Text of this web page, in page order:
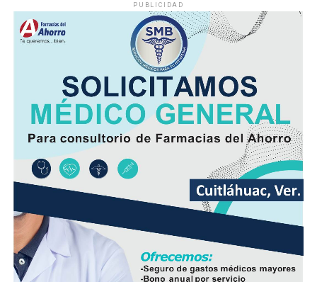
La corporación mantiene una presencia permanente en
Veracruz mediante acciones de vigilancia, prevención
del delito y apoyo a las fuerzas de seguridad estatales y
municipales. Entre sus funciones destacan los
patrullajes en carreteras federales, la atención de
emergencias y desastres naturales, así como la
participación en operativos conjuntos para combatir la
delincuencia.
Con el nombramiento de Martínez Legarreta, la Guardia
Nacional busca mantener la estrategia de seguridad
desplegada en el estado y reforzar la coordinación con
las autoridades responsables de la seguridad pública.
PUBLICIDAD